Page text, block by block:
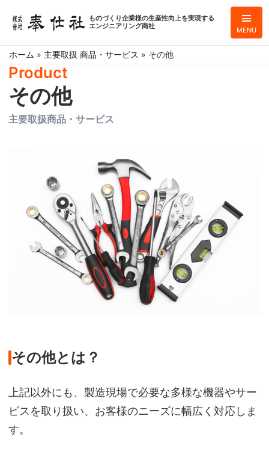
MENU
ものづくり企業様の生産性向上を実現する
エンジニアリング商社
その他
主要取扱商品・サービス
Product
ホーム » 主要取扱 商品・サービス » その他
その他とは？
上記以外にも、製造現場で必要な多様な機器やサー
ビスを取り扱い、お客様のニーズに幅広く対応しま
す。